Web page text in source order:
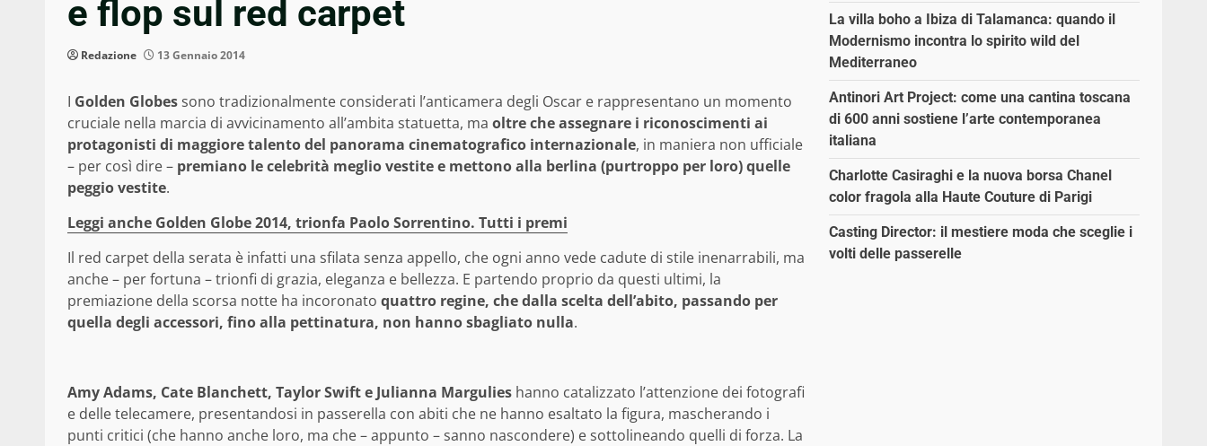
e flop sul red carpet
Redazione 13 Gennaio 2014
I Golden Globessono tradizionalmente considerati l’anticamera degli Oscar e rappresentano un momento
cruciale nella marcia di avvicinamento all’ambita statuetta, ma oltre che assegnare i riconoscimenti ai
protagonisti di maggiore talento del panorama cinematografico internazionale, in maniera non ufficiale
– per così dire – premiano le celebrità meglio vestite e mettono alla berlina (purtroppo per loro) quelle
peggio vestite.
Leggi anche Golden Globe 2014, trionfa Paolo Sorrentino. Tutti i premi
Il red carpet della serata è infatti una sfilata senza appello, che ogni anno vede cadute di stile inenarrabili, ma
anche – per fortuna – trionfi di grazia, eleganza e bellezza. E partendo proprio da questi ultimi, la
premiazione della scorsa notte ha incoronato quattro regine, che dalla scelta dell’abito, passando per
quella degli accessori, fino alla pettinatura, non hanno sbagliato nulla.
Amy Adams, Cate Blanchett, Taylor Swift e Julianna Margulies hanno catalizzato l’attenzione dei fotografi
e delle telecamere, presentandosi in passerella con abiti che ne hanno esaltato la figura, mascherando i
punti critici (che hanno anche loro, ma che – appunto – sanno nascondere) e sottolineando quelli di forza. La
La villa boho a Ibiza di Talamanca: quando il
Modernismo incontra lo spirito wild del
Mediterraneo
Antinori Art Project: come una cantina toscana
di 600 anni sostiene l’arte contemporanea
italiana
Charlotte Casiraghi e la nuova borsa Chanel
color fragola alla Haute Couture di Parigi
Casting Director: il mestiere moda che sceglie i
volti delle passerelle